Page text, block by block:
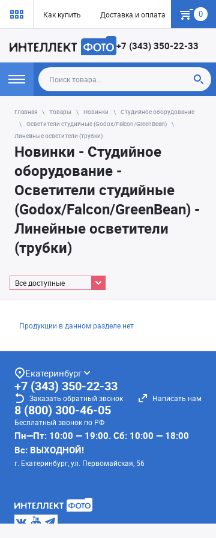
Как купить Доставка и оплата Гарантия
0
+7 (343) 350-22-33
Главная Товары Новинки
Студийное оборудование
Осветители студийные (Godox/Falcon/GreenBean)
Линейные осветители (трубки)
Новинки - Студийное
оборудование -
Осветители студийные
(Godox/Falcon/GreenBean) -
Линейные осветители
(трубки)
Все доступные
Продукции в данном разделе нет
Екатеринбург
+7 (343) 350-22-33
Заказать обратный звонок Написать нам
8 (800) 300-46-05
Бесплатный звонок по РФ
Пн—Пт: 10:00 — 19:00. Сб: 10:00 — 18:00
Вс: ВЫХОДНОЙ!
г. Екатеринбург, ул. Первомайская, 56